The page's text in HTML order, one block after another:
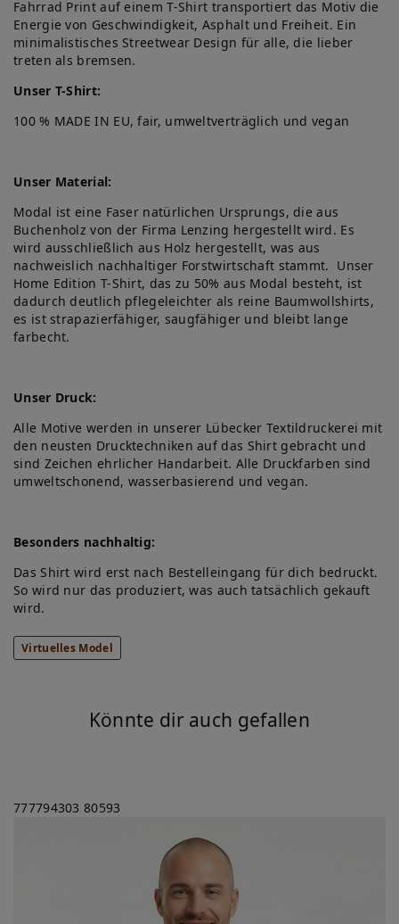
Fahrrad Print auf einem T-Shirt transportiert das Motiv die
Energie von Geschwindigkeit, Asphalt und Freiheit. Ein
minimalistisches Streetwear Design für alle, die lieber
treten als bremsen.
Unser T-Shirt:
100 % MADE IN EU, fair, umweltverträglich und vegan
Unser Material:
Modal ist eine Faser natürlichen Ursprungs, die aus
Buchenholz von der Firma Lenzing hergestellt wird. Es
wird ausschließlich aus Holz hergestellt, was aus
nachweislich nachhaltiger Forstwirtschaft stammt. Unser
Home Edition T-Shirt, das zu 50% aus Modal besteht, ist
dadurch deutlich pflegeleichter als reine Baumwollshirts,
es ist strapazierfähiger, saugfähiger und bleibt lange
farbecht.
Unser Druck:
Alle Motive werden in unserer Lübecker Textildruckerei mit
den neusten Drucktechniken auf das Shirt gebracht und
sind Zeichen ehrlicher Handarbeit. Alle Druckfarben sind
umweltschonend, wasserbasierend und vegan.
Besonders nachhaltig:
Das Shirt wird erst nach Bestelleingang für dich bedruckt.
So wird nur das produziert, was auch tatsächlich gekauft
wird.
Virtuelles Model
Könnte dir auch gefallen
777794303 80593